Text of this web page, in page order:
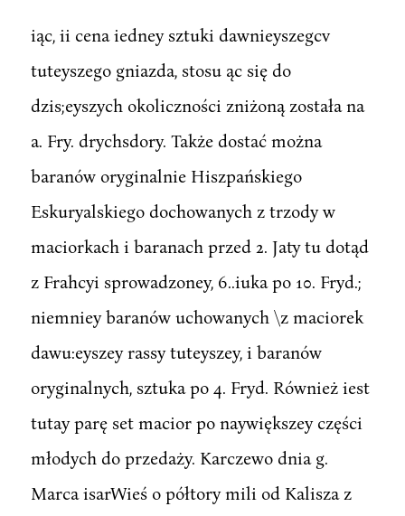
iąc, ii cena iedney sztuki dawnieyszegcv
tuteyszego gniazda, stosu ąc się do
dzis;eyszych okoliczności zniżoną została na
a. Fry. drychsdory. Także dostać można
baranów oryginalnie Hiszpańskiego
Eskuryalskiego dochowanych z trzody w
maciorkach i baranach przed 2. Jaty tu dotąd
z Frahcyi sprowadzoney, 6..iuka po 10. Fryd.;
niemniey baranów uchowanych \z maciorek
dawu:eyszey rassy tuteyszey, i baranów
oryginalnych, sztuka po 4. Fryd. Również iest
tutay parę set macior po naywiększey części
młodych do przedaży. Karczewo dnia g.
Marca isarWieś o półtory mili od Kalisza z